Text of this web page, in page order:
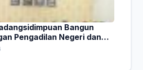
Bangun
Pengadilan Negeri dan